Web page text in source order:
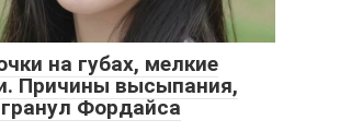
на губах, мелкие
Причины высыпания,
Фордайса